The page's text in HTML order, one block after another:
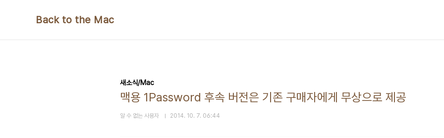
Back to the Mac
새소식/Mac
맥용 1Password 후속 버전은 기존 구매자에게 무상으로 제공
알 수 없는 사용자 2014. 10. 7. 06:44